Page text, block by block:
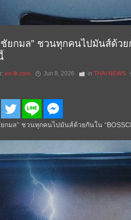
ยกมล” ชวนทุกคนไปมันส์ด้วยกั
en-tk.com Jun 8, 2026 in THAI NEWS
กมล” ชวนทุกคนไปมันส์ด้วยกันใน